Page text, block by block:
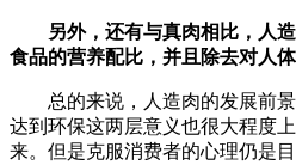
另外，还有与真肉相比，人
食品的营养配比，并且除去对人体
总的来说，人造肉的发展前景
达到环保这两层意义也很大程度
来。但是克服消费者的心理仍是